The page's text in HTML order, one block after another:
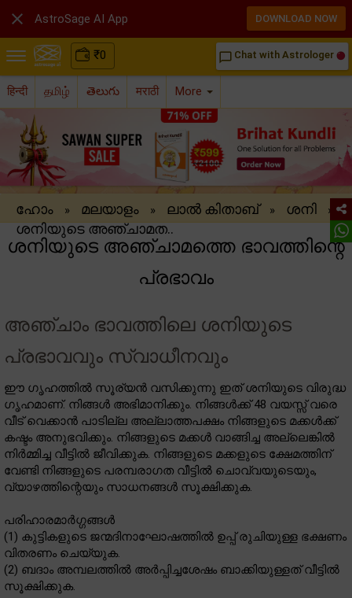
₹0 chat_bubble_outline Chat with Astrologer
हिन्दी தமிழ் తెలుగు मराठी More
ഹോം » മലയാളം » ലാൽ കിതാബ് » ശനി »
ശനിയുടെ അഞ്ചാമത..
ശനിയുടെ അഞ്ചാമത്തെ ഭാവത്തിന്റെ
പ്രഭാവം
അഞ്ചാം ഭാവത്തിലെ ശനിയുടെ
പ്രഭാവവും സ്വാധീനവും
ഈ ഗൃഹത്തിൽ സൂര്യൻ വസിക്കുന്നു ഇത് ശനിയുടെ വിരുദ്ധ
ഗൃഹമാണ്. നിങ്ങൾ അഭിമാനിക്കും. നിങ്ങൾക്ക് 48 വയസ്സ് വരെ
വീട് വെക്കാൻ പാടില്ല അല്ലാത്തപക്ഷം നിങ്ങളുടെ മക്കൾക്ക്
കഷ്ടം അനുഭവിക്കും. നിങ്ങളുടെ മക്കൾ വാങ്ങിച്ച അല്ലെങ്കിൽ
നിർമ്മിച്ച വീട്ടിൽ ജീവിക്കുക. നിങ്ങളുടെ മക്കളുടെ ക്ഷേമത്തിന്
വേണ്ടി നിങ്ങളുടെ പരമ്പരാഗത വീട്ടിൽ ചൊവ്വയുടെയും,
വ്യാഴത്തിന്റെയും സാധനങ്ങൾ സൂക്ഷിക്കുക.
പരിഹാരമാർഗ്ഗങ്ങൾ
(1) കുട്ടികളുടെ ജന്മദിനാഘോഷത്തിൽ ഉപ്പ് രുചിയുള്ള ഭക്ഷണം
വിതരണം ചെയ്യുക.
(2) ബദാം അമ്പലത്തിൽ അർപ്പിച്ചശേഷം ബാക്കിയുള്ളത് വീട്ടിൽ
സൂക്ഷിക്കുക.
 AstroSage AI App DOWNLOAD NOW